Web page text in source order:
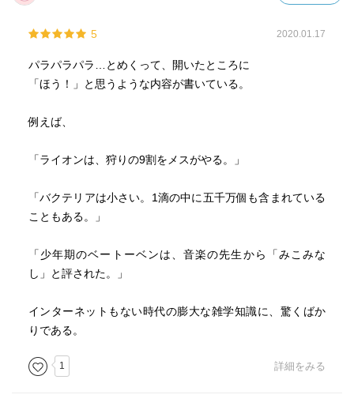
5 2020.01.17
パラパラパラ…とめくって、開いたところに
「ほう！」と思うような内容が書いている。
例えば、
「ライオンは、狩りの9割をメスがやる。」
「バクテリアは小さい。1滴の中に五千万個も含まれている
こともある。」
「少年期のベートーベンは、音楽の先生から「みこみな
し」と評された。」
インターネットもない時代の膨大な雑学知識に、驚くばか
りである。
1 詳細をみる